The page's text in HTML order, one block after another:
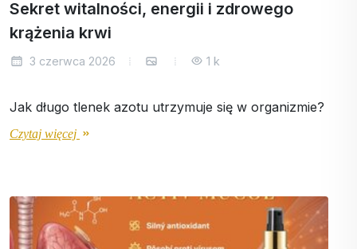
Sekret witalności, energii i zdrowego
krążenia krwi
3 czerwca 2026 1 k
Jak długo tlenek azotu utrzymuje się w organizmie?
Czytaj więcej